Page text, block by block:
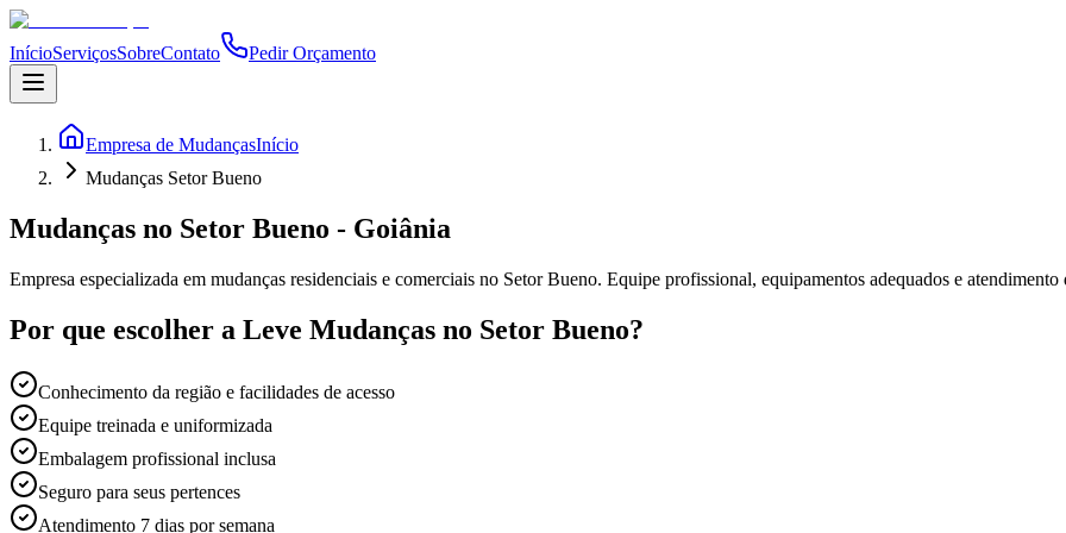
InícioServiçosSobreContato Pedir Orçamento
Empresa de MudançasInício
Mudanças Setor Bueno
Mudanças no Setor Bueno - Goiânia
Empresa especializada em mudanças residenciais e comerciais no Setor Bueno. Equipe profissional, equipamentos adequados e atendimento
Por que escolher a Leve Mudanças no Setor Bueno?
Conhecimento da região e facilidades de acesso
Equipe treinada e uniformizada
Embalagem profissional inclusa
Seguro para seus pertences
Atendimento 7 dias por semana